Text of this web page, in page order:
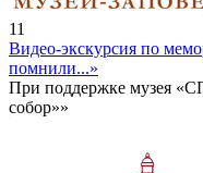
11
Видео-экскурсия по
помнили...»
При поддержке музея
собор»»